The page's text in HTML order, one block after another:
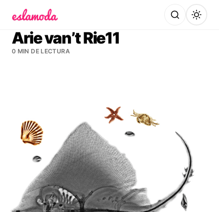
Arie van’t Rie11
0 MIN DE LECTURA